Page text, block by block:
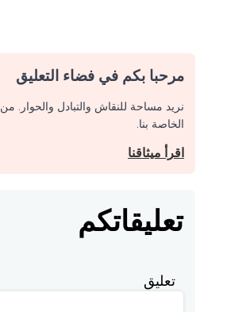
مرحبا بكم في فضاء التعليق
نريد مساحة للنقاش والتبادل والحوار.
الخاصة بنا.
اقرأ ميثاقنا
تعليقاتكم
تعليق